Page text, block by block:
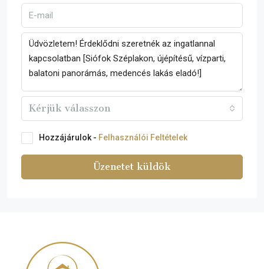
Kérjük válasszon
Hozzájárulok - Felhasználói Feltételek
Üzenetet küldök